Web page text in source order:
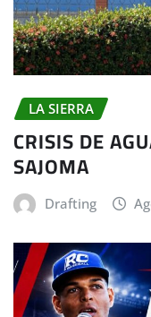
LA SIERRA
CRISIS DE
SAJOMA
Drafting